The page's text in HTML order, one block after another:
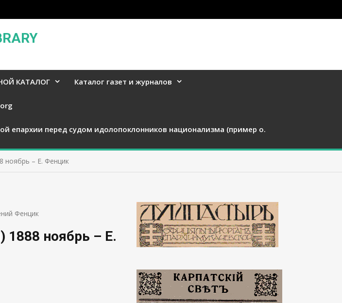
КАТАЛОГ Каталог газет и журналов
епархии перед судом идолопоклонников национализма (пример о.
ноябрь – Е. Фенцик
Фенцик
1888 ноябрь – Е.